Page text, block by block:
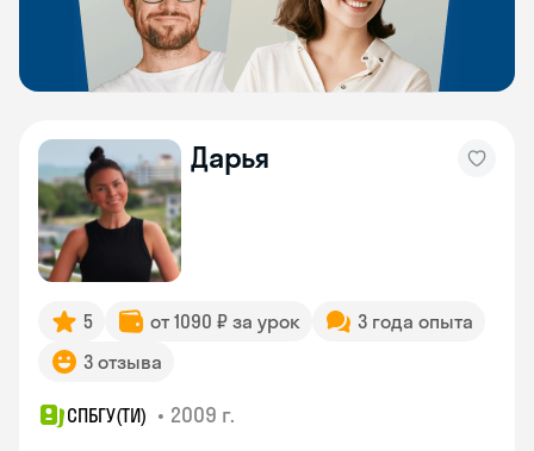
Дарья
5 от 1090 ₽ за урок
3 года опыта
3 отзыва
СПБГУ(ТИ) • 2009 г.